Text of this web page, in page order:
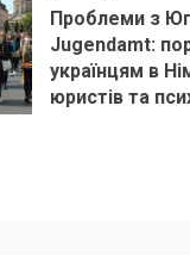
Проблеми з
Jugendamt:
українцям в
юристів та